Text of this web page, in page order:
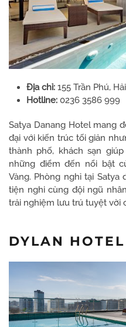
Địa chỉ: 155 Trần Phú,
Hotline: 0236 3586 999
Satya Danang Hotel mang
đại với kiến trúc tối giản
thành phố, khách sạn
những điểm đến nổi bật
Vàng. Phòng nghỉ tại
tiện nghi cùng đội ngũ
trải nghiệm lưu trú tuyệt vời
DYLAN